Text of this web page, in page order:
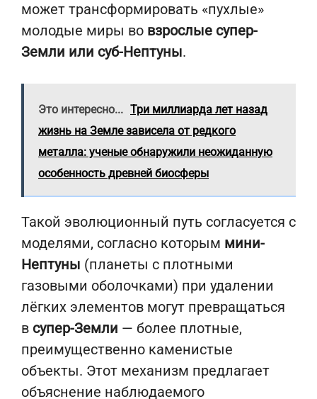
может трансформировать «пухлые»
молодые миры во взрослые супер-
Земли или суб-Нептуны.
Это интересно... Три миллиарда лет назад
жизнь на Земле зависела от редкого
металла: ученые обнаружили неожиданную
особенность древней биосферы
Такой эволюционный путь согласуется с
моделями, согласно которым мини-
Нептуны (планеты с плотными
газовыми оболочками) при удалении
лёгких элементов могут превращаться
в супер-Земли — более плотные,
преимущественно каменистые
объекты. Этот механизм предлагает
объяснение наблюдаемого